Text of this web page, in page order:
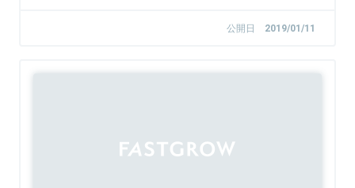
公開日 2019/01/11